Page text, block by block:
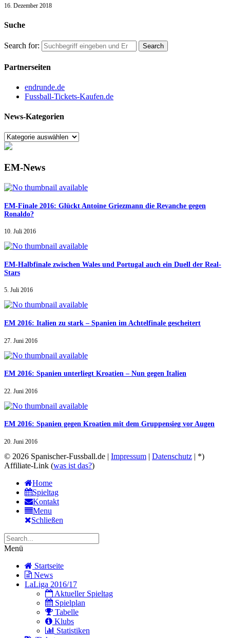
16. Dezember 2018
Suche
Search for:
Partnerseiten
endrunde.de
Fussball-Tickets-Kaufen.de
News-Kategorien
EM-News
EM-Finale 2016: Glückt Antoine Griezmann die Revanche gegen
Ronaldo?
10. Juli 2016
EM-Halbfinale zwischen Wales und Portugal auch ein Duell der Real-
Stars
5. Juli 2016
EM 2016: Italien zu stark – Spanien im Achtelfinale gescheitert
27. Juni 2016
EM 2016: Spanien unterliegt Kroatien – Nun gegen Italien
22. Juni 2016
EM 2016: Spanien gegen Kroatien mit dem Gruppensieg vor Augen
20. Juni 2016
© 2026 Spanischer-Fussball.de | Impressum | Datenschutz | *)
Affiliate-Link (was ist das?)
Home
Spieltag
Kontakt
Menu
Schließen
Menü
Startseite
News
LaLiga 2016/17
Aktueller Spieltag
Spielplan
Tabelle
Klubs
Statistiken